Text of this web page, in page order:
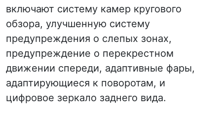
включают систему камер кругового
обзора, улучшенную систему
предупреждения о слепых зонах,
предупреждение о перекрестном
движении спереди, адаптивные фары,
адаптирующиеся к поворотам, и
цифровое зеркало заднего вида.